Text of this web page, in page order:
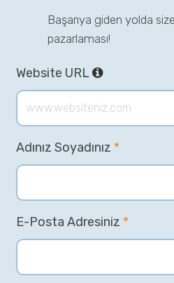
Başarıya giden yolda
pazarlaması!
Website URL
Adınız Soyadınız *
E-Posta Adresiniz *